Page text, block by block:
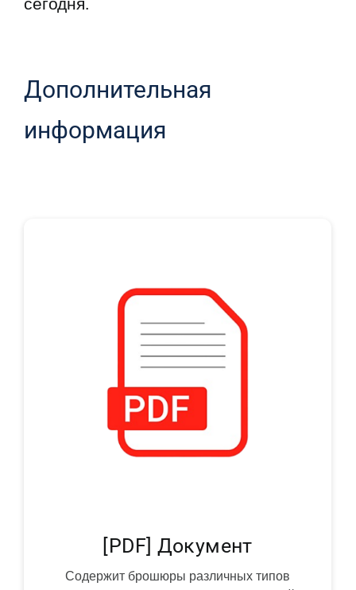
Дополнительная
информация
[PDF] Документ
Содержит брошюры различных типов